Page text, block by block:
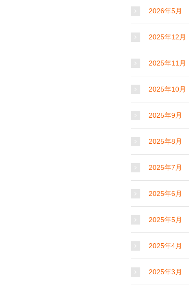
2026年5月
2025年12月
2025年11月
2025年10月
2025年9月
2025年8月
2025年7月
2025年6月
2025年5月
2025年4月
2025年3月